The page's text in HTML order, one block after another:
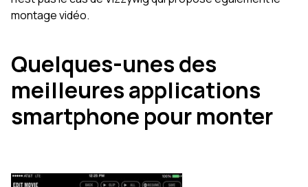
montage vidéo.
Quelques-unes des
meilleures applications
smartphone pour monter